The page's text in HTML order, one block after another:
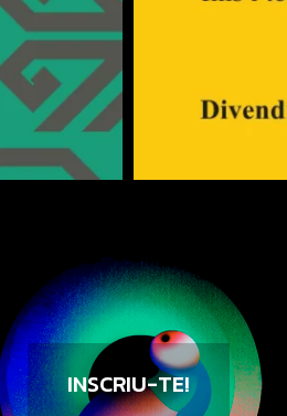
INSCRIU-TE!